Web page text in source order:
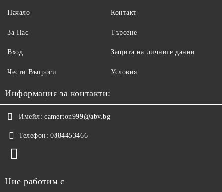
Начало
За Нас
Вход
Чести Въпроси
Контакт
Търсене
Защита на личните данни
Условия
Информация за контакти:
Имейл: camerton999@abv.bg
Телефон: 0884453466
Ние работим с